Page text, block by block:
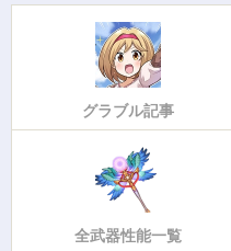
グラブル記事
全武器性能一覧